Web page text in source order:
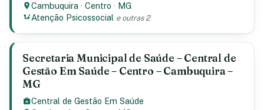
Cambuquira ·Centro · MG
Atenção Psicossocial e outras 2
Secretaria Municipal de Saúde – Central de
Gestão Em Saúde – Centro – Cambuquira –
MG
Central de Gestão Em Saúde